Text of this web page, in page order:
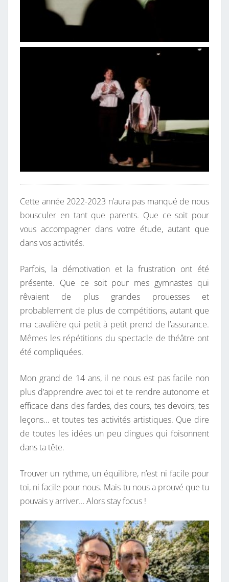
Cette année 2022-2023 n’aura pas manqué de nous
bousculer en tant que parents. Que ce soit pour
vous accompagner dans votre étude, autant que
dans vos activités.
Parfois, la démotivation et la frustration ont été
présente. Que ce soit pour mes gymnastes qui
rêvaient de plus grandes prouesses et
probablement de plus de compétitions, autant que
ma cavalière qui petit à petit prend de l’assurance.
Mêmes les répétitions du spectacle de théâtre ont
été compliquées.
Mon grand de 14 ans, il ne nous est pas facile non
plus d’apprendre avec toi et te rendre autonome et
efficace dans des fardes, des cours, tes devoirs, tes
leçons… et toutes tes activités artistiques. Que dire
de toutes les idées un peu dingues qui foisonnent
dans ta tête.
Trouver un rythme, un équilibre, n’est ni facile pour
toi, ni facile pour nous. Mais tu nous a prouvé que tu
pouvais y arriver… Alors stay focus !